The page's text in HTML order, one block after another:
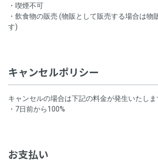
・喫煙不可
・飲食物の販売 (物販として販売する場合は物
す)
キャンセルポリシー
キャンセルの場合は下記の料金が発生いたしま
・7日前から100%
お支払い